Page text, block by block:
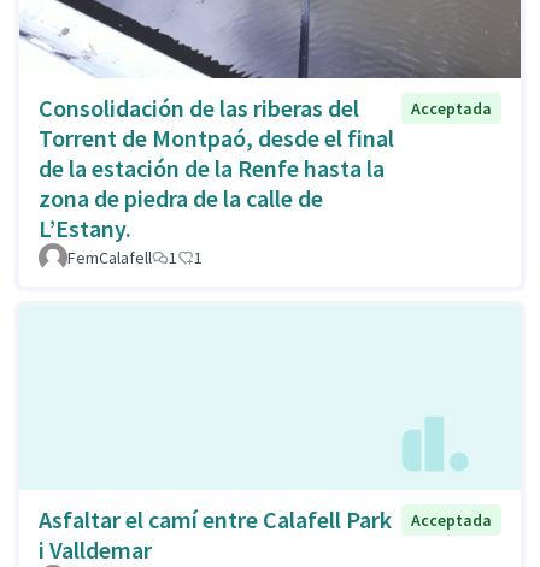
Consolidación de las riberas del
Torrent de Montpaó, desde el final
de la estación de la Renfe hasta la
zona de piedra de la calle de
L’Estany.
Acceptada
FemCalafell 1 1
Asfaltar el camí entre Calafell Park
i Valldemar
Acceptada